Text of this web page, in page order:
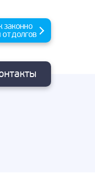
законно
от долгов